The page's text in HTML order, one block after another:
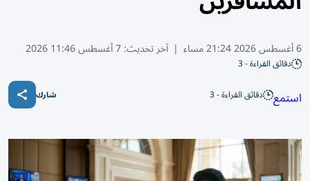
6 أغسطس 2026 21:24 مساء | آخر تحديث:7 أغسطس 11:46 2026
دقائق القراءة - 3
استمع دقائق القراءة - 3 شارك